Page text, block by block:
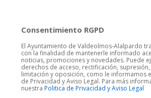
Consentimiento RGPD
El Ayuntamiento de Valdeolmos-Alalpardo
con la finalidad de mantenerle informado
noticias, promociones y novedades. Puede
derechos de acceso, rectificación,
limitación y oposición, como le informamos
de Privacidad y Aviso Legal. Para más
nuestra Politica de Privacidad y Aviso Legal